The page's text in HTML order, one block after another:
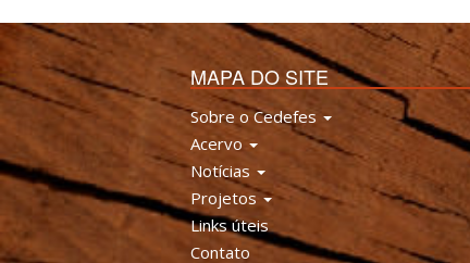
MAPA DO SITE
Sobre o Cedefes
Acervo
Notícias
Projetos
Links úteis
Contato